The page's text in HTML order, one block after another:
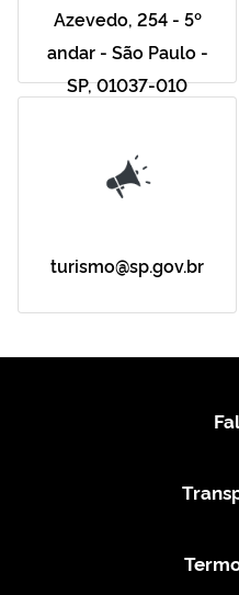
Azevedo, 254 - 5º
andar - São Paulo -
SP, 01037-010
turismo@sp.gov.br